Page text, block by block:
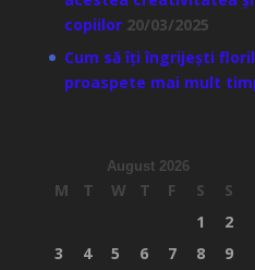
copiilor 20/03/2025
Cum să îți îngrijești
proaspete mai mult
August 2026
M T W T F S
S
1
2
3
4 5 6 7 8
9